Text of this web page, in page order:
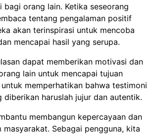
bagi orang lain. Ketika seseorang
tentang pengalaman positif
akan terinspirasi untuk mencoba
mencapai hasil yang serupa.
dapat memberikan motivasi dan
lain untuk mencapai tujuan
memperhatikan bahwa testimoni
diberikan haruslah jujur dan autentik.
membangun kepercayaan dan
masyarakat. Sebagai pengguna, kita